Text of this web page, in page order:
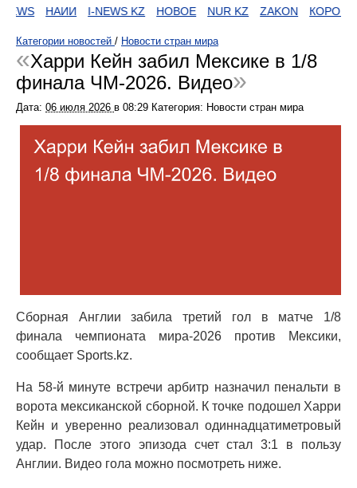
НАИИ I-NEWS KZ НОВОЕ NUR KZ ZAKON
Категории новостей / Новости стран мира
Харри Кейн забил Мексике в 1/8
финала ЧМ-2026. Видео
Дата: 06 июля 2026 в 08:29 Категория: Новости стран мира
Сборная Англии забила третий гол в матче 1/8
финала чемпионата мира-2026 против Мексики,
сообщает Sports.kz.
На 58-й минуте встречи арбитр назначил пенальти в
ворота мексиканской сборной. К точке подошел Харри
Кейн и уверенно реализовал одиннадцатиметровый
удар. После этого эпизода счет стал 3:1 в пользу
Англии. Видео гола можно посмотреть ниже.